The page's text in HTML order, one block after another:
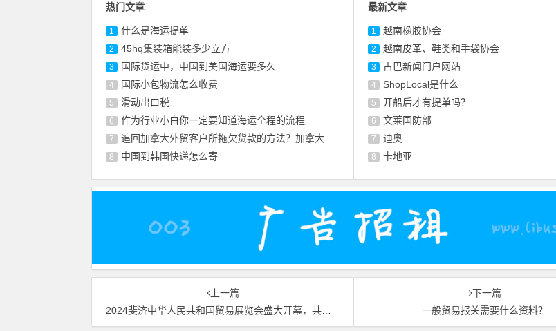
热门文章
1 什么是海运提单
2 45hq集装箱能装多少立方
3 国际货运中，中国到美国海运要多久
4 国际小包物流怎么收费
5 滑动出口税
6 作为行业小白你一定要知道海运全程的流程
7 追回加拿大外贸客户所拖欠货款的方法？加拿大
8 中国到韩国快递怎么寄
最新文章
1 越南橡胶协会
2 越南皮革、鞋类和手袋协会
3 古巴新闻门户网站
4 ShopLocal是什么
5 开船后才有提单吗？
6 文莱国防部
7 迪奥
8 卡地亚
上一篇
2024斐济中华人民共和国贸易展览会盛大开幕，共绘中斐经贸合作新篇章
下一篇
一般贸易报关需要什么资料？